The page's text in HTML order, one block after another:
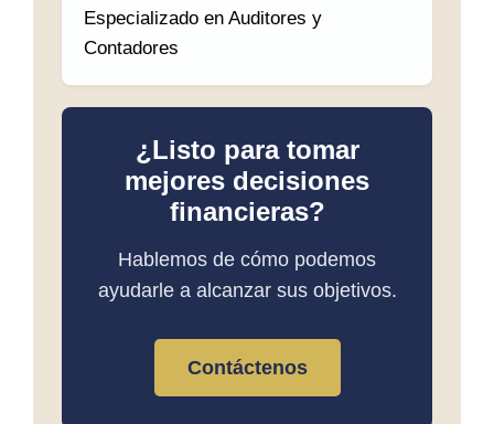
Especializado en Auditores y
Contadores
¿Listo para tomar
mejores decisiones
financieras?
Hablemos de cómo podemos
ayudarle a alcanzar sus objetivos.
Contáctenos